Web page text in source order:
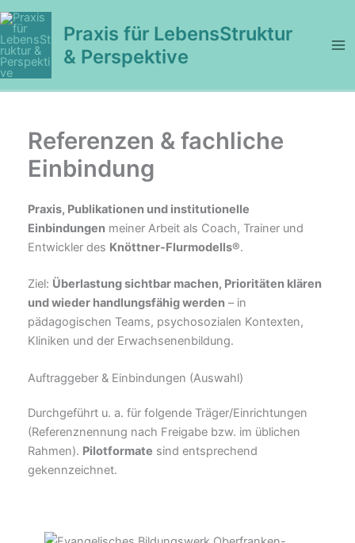
Zum
Inhalt
springen
Praxis für LebensStruktur
& Perspektive
Referenzen & fachliche
Einbindung
Praxis, Publikationen und institutionelle
Einbindungenmeiner Arbeit als Coach, Trainer und
Entwickler des Knöttner-Flurmodells®.
Ziel: Überlastung sichtbar machen, Prioritäten klären
und wieder handlungsfähig werden– in
pädagogischen Teams, psychosozialen Kontexten,
Kliniken und der Erwachsenenbildung.
Auftraggeber & Einbindungen (Auswahl)
Durchgeführt u. a. für folgende Träger/Einrichtungen
(Referenznennung nach Freigabe bzw. im üblichen
Rahmen). Pilotformate sind entsprechend
gekennzeichnet.